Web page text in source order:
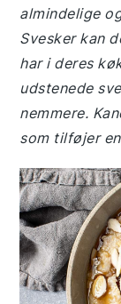
almindelige
Svesker kan
har i deres
udstenede
nemmere.
som tilføjer